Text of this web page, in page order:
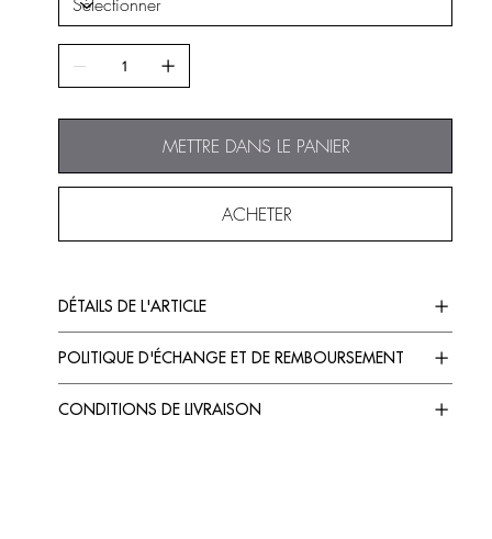
METTRE DANS LE PANIER
ACHETER
DÉTAILS DE L'ARTICLE
POLITIQUE D'ÉCHANGE ET DE REMBOURSEMENT
CONDITIONS DE LIVRAISON